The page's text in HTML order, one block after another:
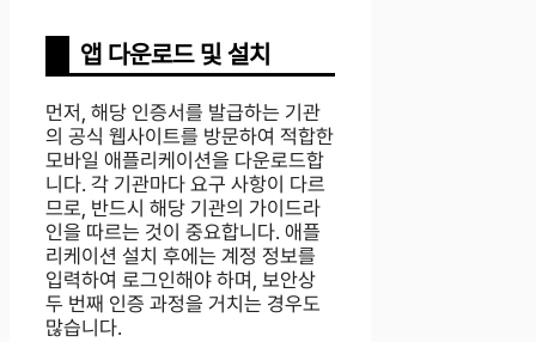
앱 다운로드 및 설치
먼저, 해당 인증서를 발급하는 기관
의 공식 웹사이트를 방문하여 적합한
모바일 애플리케이션을 다운로드합
니다. 각 기관마다 요구 사항이 다르
므로, 반드시 해당 기관의 가이드라
인을 따르는 것이 중요합니다. 애플
리케이션 설치 후에는 계정 정보를
입력하여 로그인해야 하며, 보안상
두 번째 인증 과정을 거치는 경우도
많습니다.